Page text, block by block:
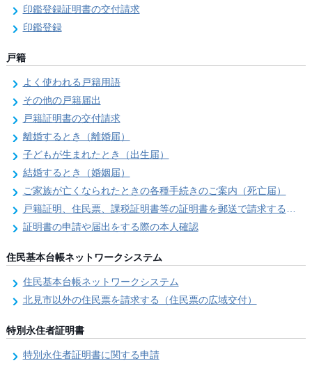
印鑑登録証明書の交付請求
印鑑登録
戸籍
よく使われる戸籍用語
その他の戸籍届出
戸籍証明書の交付請求
離婚するとき（離婚届）
子どもが生まれたとき（出生届）
結婚するとき（婚姻届）
ご家族が亡くなられたときの各種手続きのご案内（死亡届）
戸籍証明、住民票、課税証明書等の証明書を郵送で請求する際の本人確認
証明書の申請や届出をする際の本人確認
住民基本台帳ネットワークシステム
住民基本台帳ネットワークシステム
北見市以外の住民票を請求する（住民票の広域交付）
特別永住者証明書
特別永住者証明書に関する申請